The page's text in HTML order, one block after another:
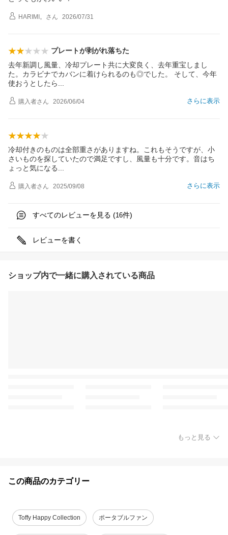
HARIMI。 さん 2026/07/31
プレートが剥がれ落ちた
去年新調し風量、冷却プレート共に大変良く、去年重宝しまし
た。カラビナでカバンに着けられるのも◎でした。 そして、今年
使おうとした ら
さらに表示
購入者さん 2026/06/04
冷却付きのものは全部重さがありますね。これもそうですが、小
さいものを探していたので満足ですし、風量も十分です。音はち
ょっと気になる
さらに表示
購入者さん 2025/09/08
すべてのレビューを見る (16件)
レビューを書く
ショップ内で一緒に購入されている商品
もっと見る
この商品のカテゴリー
Toffy Happy Collection ポータブルファン